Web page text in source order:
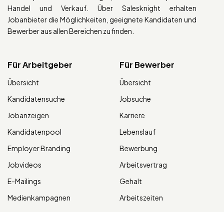
Handel und Verkauf. Über Salesknight erhalten
Jobanbieter die Möglichkeiten, geeignete Kandidaten und
Bewerber aus allen Bereichen zu finden.
Für Arbeitgeber
Übersicht
Kandidatensuche
Jobanzeigen
Kandidatenpool
Employer Branding
Jobvideos
E-Mailings
Medienkampagnen
Für Bewerber
Übersicht
Jobsuche
Karriere
Lebenslauf
Bewerbung
Arbeitsvertrag
Gehalt
Arbeitszeiten